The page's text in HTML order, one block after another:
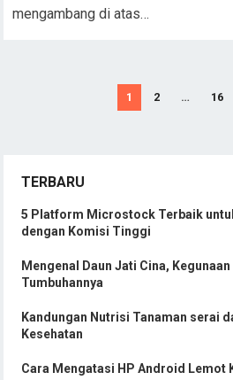
mengambang di atas…
1 2 … 16
TERBARU
5 Platform Microstock Terbaik
dengan Komisi Tinggi
Mengenal Daun Jati Cina,
Tumbuhannya
Kandungan Nutrisi Tanaman serai
Kesehatan
Cara Mengatasi HP Android Lemot